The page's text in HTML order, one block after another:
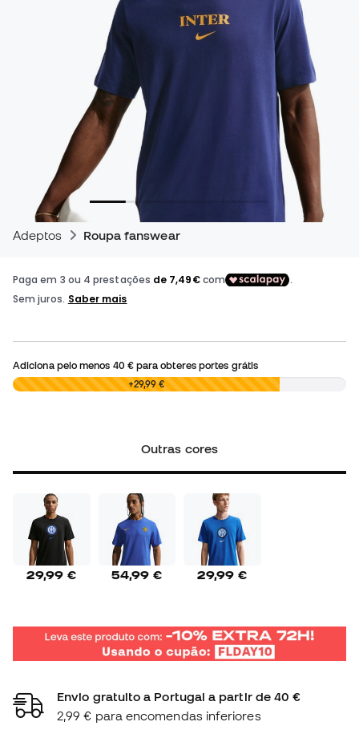
Adeptos Roupa fanswear
Adiciona pelo menos 40 €para obteres portes grátis
0,00 € +29,99 €
Outras cores
29,99 € 54,99 € 29,99 €
Envio gratuito a Portugal a partir de 40 €
2,99 € para encomendas inferiores